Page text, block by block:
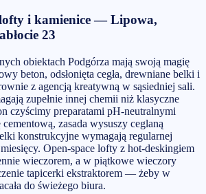
i kamienice — Lipowa,
23
obiektach Podgórza mają swoją magię
beton, odsłonięta cegła, drewniane belki i
z agencją kreatywną w sąsiedniej sali.
zupełnie innej chemii niż klasyczne
czyścimy preparatami pH-neutralnymi
zasada wysuszy ceglaną
konstrukcyjne wymagają regularnej
Open-space lofty z hot-deskingiem
wieczorem, a w piątkowe wieczory
tapicerki ekstraktorem — żeby w
do świeżego biura.